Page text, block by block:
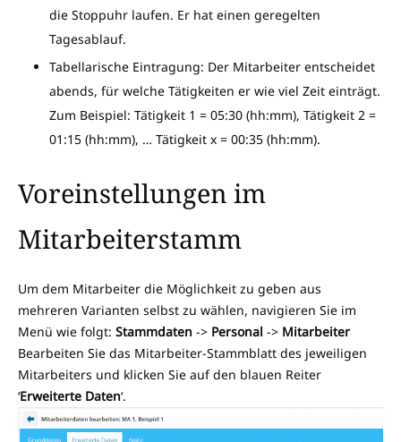
die Stoppuhr laufen. Er hat einen geregelten
Tagesablauf.
Tabellarische Eintragung: Der Mitarbeiter entscheidet
abends, für welche Tätigkeiten er wie viel Zeit einträgt.
Zum Beispiel: Tätigkeit 1 = 05:30 (hh:mm), Tätigkeit 2 =
01:15 (hh:mm), … Tätigkeit x = 00:35 (hh:mm).
Voreinstellungen im
Mitarbeiterstamm
Um dem Mitarbeiter die Möglichkeit zu geben aus
mehreren Varianten selbst zu wählen, navigieren Sie im
Menü wie folgt: Stammdaten -> Personal -> Mitarbeiter
Bearbeiten Sie das Mitarbeiter-Stammblatt des jeweiligen
Mitarbeiters und klicken Sie auf den blauen Reiter
‘Erweiterte Daten‘.